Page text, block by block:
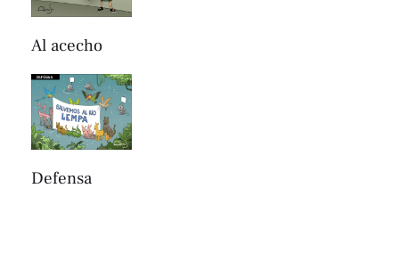
Al acecho
Defensa